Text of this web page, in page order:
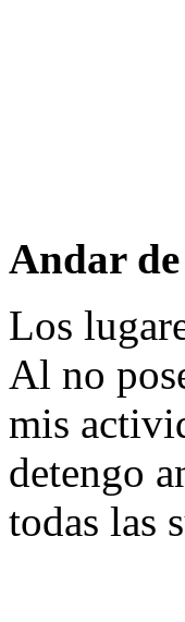
Andar
Los
Al no
mis
detengo
todas las